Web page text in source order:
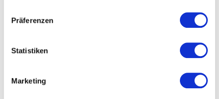
Präferenzen
Statistiken
Marketing